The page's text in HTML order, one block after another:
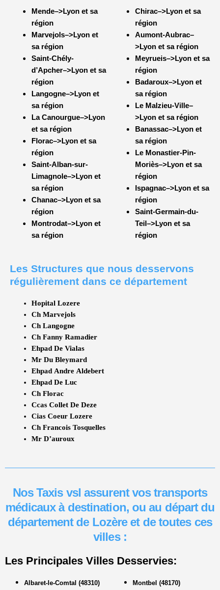
Mende–>Lyon et sa
région
Marvejols–>Lyon et
sa région
Saint-Chély-
d’Apcher–>Lyon et sa
région
Langogne–>Lyon et
sa région
La Canourgue–>Lyon
et sa région
Florac–>Lyon et sa
région
Saint-Alban-sur-
Limagnole–>Lyon et
sa région
Chanac–>Lyon et sa
région
Montrodat–>Lyon et
sa région
Chirac–>Lyon et sa
région
Aumont-Aubrac–
>Lyon et sa région
Meyrueis–>Lyon et sa
région
Badaroux–>Lyon et
sa région
Le Malzieu-Ville–
>Lyon et sa région
Banassac–>Lyon et
sa région
Le Monastier-Pin-
Moriès–>Lyon et sa
région
Ispagnac–>Lyon et sa
région
Saint-Germain-du-
Teil–>Lyon et sa
région
Les Structures que nous desservons
régulièrement dans ce département
Hopital Lozere
Ch Marvejols
Ch Langogne
Ch Fanny Ramadier
Ehpad De Vialas
Mr Du Bleymard
Ehpad Andre Aldebert
Ehpad De Luc
Ch Florac
Ccas Collet De Deze
Cias Coeur Lozere
Ch Francois Tosquelles
Mr D’auroux
Nos Taxis vsl assurent vos transports
médicaux à destination, ou au départ du
département de Lozère et de toutes ces
villes :
Les Principales Villes Desservies:
Albaret-le-Comtal (48310)
Montbel (48170)